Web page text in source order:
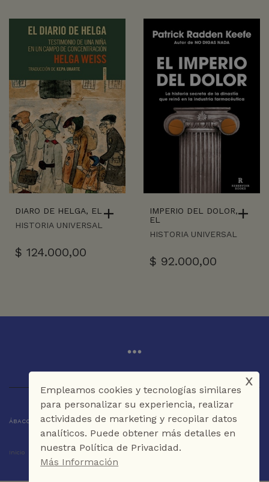
DIARO DE HELGA, EL
HISTORIA UNIVERSAL
$ 124.000,00
IMPERIO DEL DOLOR,
EL
HISTORIA UNIVERSAL
$ 92.000,00
ÁBACO LIBROS Y CAFÉ © 2025 CARTAGENA DE INDIAS - COLOMBIA
Inicio Tienda La Librería Galería Café Contáctenos
Empleamos cookies y tecnologías similares
para personalizar su experiencia, realizar
actividades de marketing y recopilar datos
analíticos. Puede obtener más detalles en
nuestra Política de Privacidad.
Más Información
x